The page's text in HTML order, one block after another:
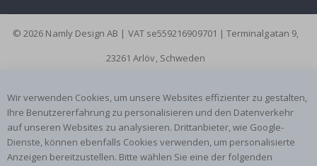
© 2026 Namly Design AB | VAT se559216909701 | Terminalgatan 9,
23261 Arlöv, Schweden
Wir verwenden Cookies, um unsere Websites effizienter zu gestalten,
Ihre Benutzererfahrung zu personalisieren und den Datenverkehr
auf unseren Websites zu analysieren. Drittanbieter, wie Google-
Dienste, können ebenfalls Cookies verwenden, um personalisierte
Anzeigen bereitzustellen. Bitte wählen Sie eine der folgenden